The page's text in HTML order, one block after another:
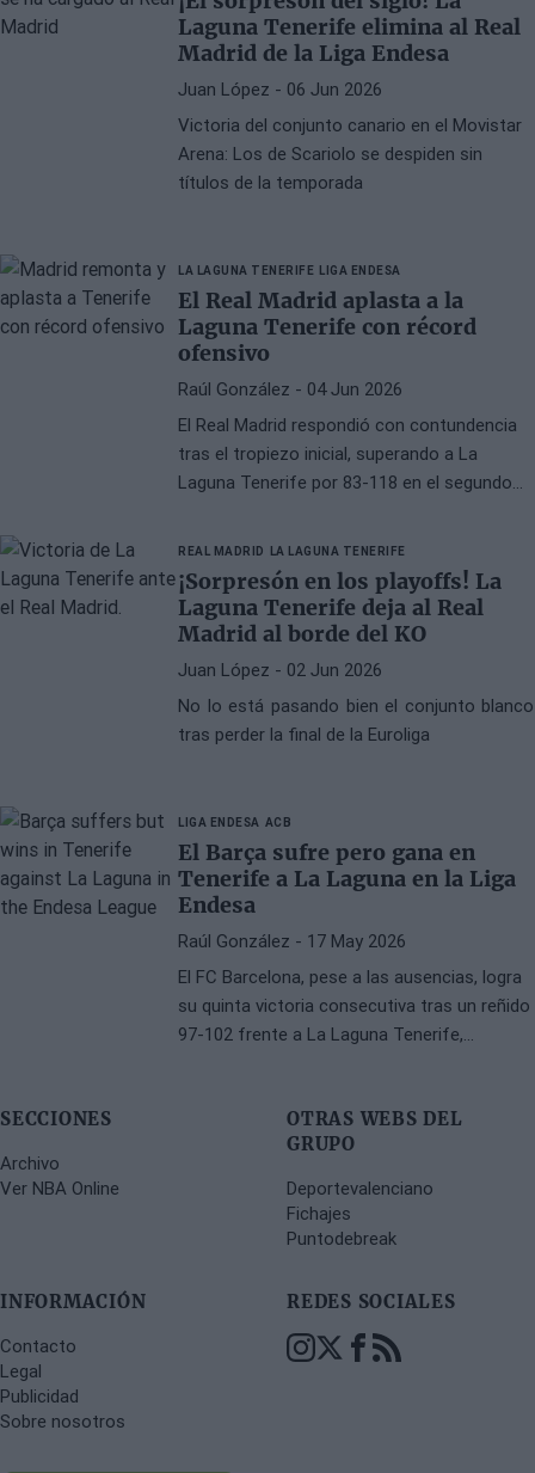
de forma holgada.
Laguna Tenerife elimina al Real
Madrid de la Liga Endesa
Juan López - 06 Jun 2026
Victoria del conjunto canario en el Movistar
Arena: Los de Scariolo se despiden sin
títulos de la temporada
LA LAGUNA TENERIFE LIGA ENDESA
El Real Madrid aplasta a la
Laguna Tenerife con récord
ofensivo
Raúl González - 04 Jun 2026
El Real Madrid respondió con contundencia
tras el tropiezo inicial, superando a La
Laguna Tenerife por 83-118 en el segundo
REAL MADRID LA LAGUNA TENERIFE
¡Sorpresón en los playoffs! La
Laguna Tenerife deja al Real
Madrid al borde del KO
Juan López - 02 Jun 2026
No lo está pasando bien el conjunto blanco
tras perder la final de la Euroliga
LIGA ENDESA ACB
El Barça sufre pero gana en
Tenerife a La Laguna en la Liga
Endesa
Raúl González - 17 May 2026
El FC Barcelona, pese a las ausencias, logra
su quinta victoria consecutiva tras un reñido
97-102 frente a La Laguna Tenerife,
SECCIONES
Archivo
Ver NBA Online
OTRAS WEBS DEL
GRUPO
Deportevalenciano
Fichajes
Puntodebreak
INFORMACIÓN
Contacto
Legal
Publicidad
Sobre nosotros
REDES SOCIALES